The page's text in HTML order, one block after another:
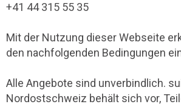
+41 44 315 55 35
Mit der Nutzung dieser Webseite
den nachfolgenden Bedingungen
Alle Angebote sind unverbindlich.
Nordostschweiz behält sich vor,